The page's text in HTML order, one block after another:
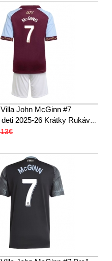
John McGinn #7
2025-26 Krátky Rukáv